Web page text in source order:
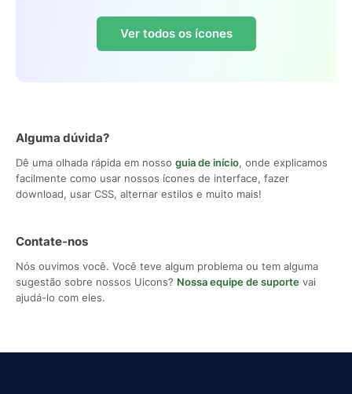
Ver todos os ícones
Alguma dúvida?
Dê uma olhada rápida em nosso guia de início, onde explicamos
facilmente como usar nossos ícones de interface, fazer
download, usar CSS, alternar estilos e muito mais!
Contate-nos
Nós ouvimos você. Você teve algum problema ou tem alguma
sugestão sobre nossos Uicons? Nossa equipe de suporte vai
ajudá-lo com eles.